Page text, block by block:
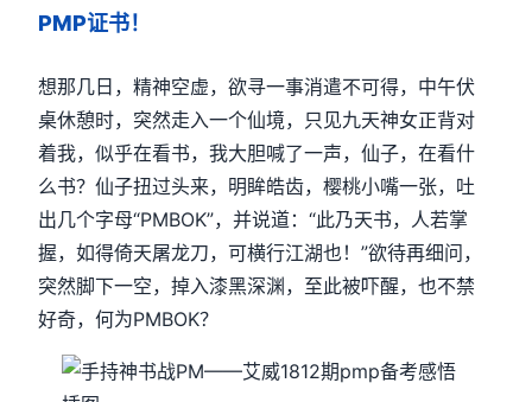
PMP证书！
想那几日，精神空虚，欲寻一事消遣不可得，中午伏
桌休憩时，突然走入一个仙境，只见九天神女正背对
着我，似乎在看书，我大胆喊了一声，仙子，在看什
么书？仙子扭过头来，明眸皓齿，樱桃小嘴一张，吐
出几个字母“PMBOK”，并说道：“此乃天书，人若掌
握，如得倚天屠龙刀，可横行江湖也！”欲待再细问，
突然脚下一空，掉入漆黑深渊，至此被吓醒，也不禁
好奇，何为PMBOK？